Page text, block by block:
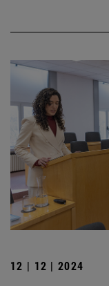
12 | 12 | 2024